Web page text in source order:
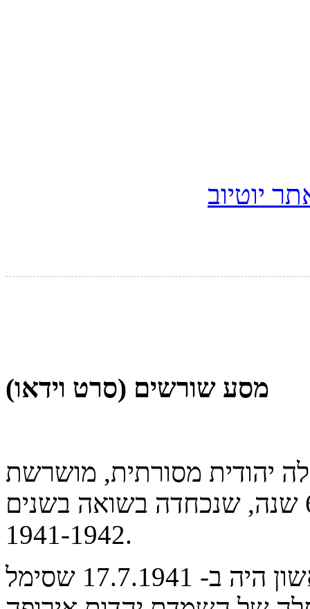
יוטיוב
מסע שורשים (סרט וידאו)
יהודית מסורתית, מושרשת
ומפוארת, בת 650 שנה, שנכחדה בשואה בשנים
1941-1942.
הטבח ההמוני הראשון היה ב- 17.7.1941 שסימל